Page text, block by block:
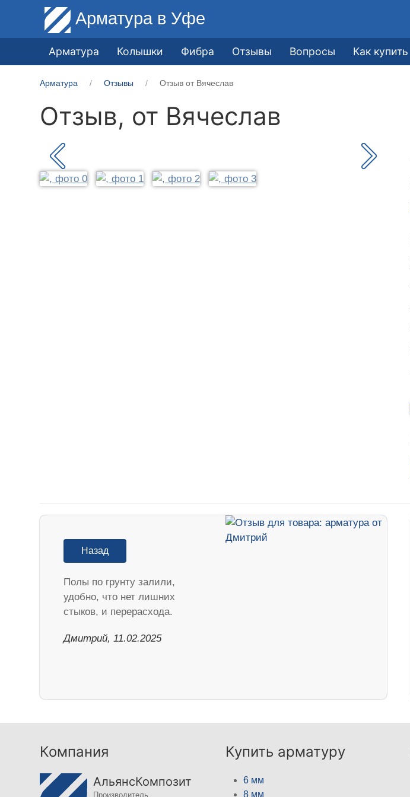
Арматура в Уфе
Арматура Колышки Фибра Отзывы Вопросы Как купить
Арматура Отзывы Отзыв от Вячеслав
Отзыв, от Вячеслав
Назад
Полы по грунту залили,
удобно, что нет лишних
стыков, и перерасхода.
Дмитрий, 11.02.2025
Компания
АльянсКомпозит
Производитель
Купить арматуру
6 мм
8 мм